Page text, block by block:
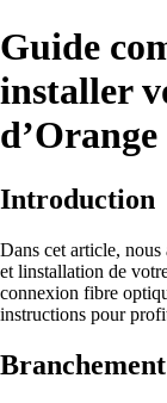
Guide
installer
d’Orange
Introduction
Dans cet article, nous
et linstallation de
connexion fibre
instructions pour